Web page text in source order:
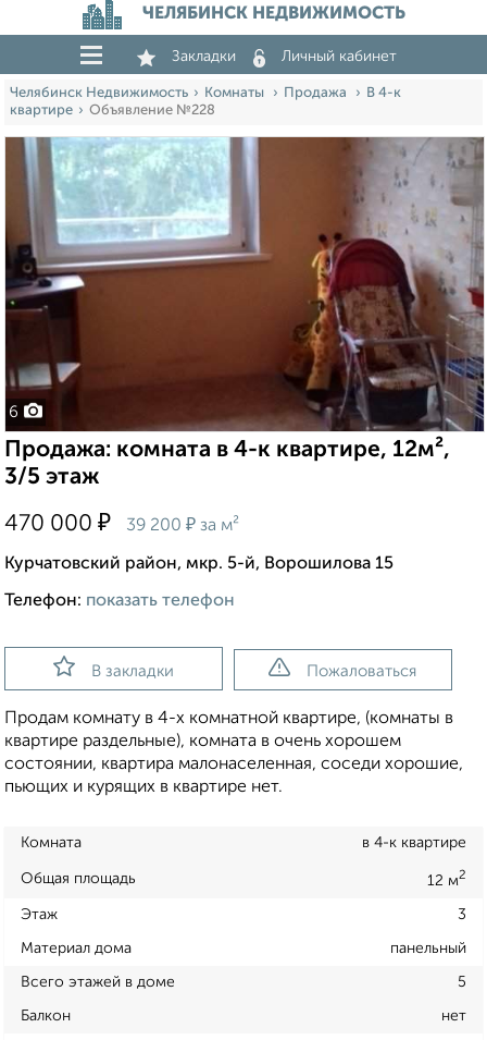
ЧЕЛЯБИНСК НЕДВИЖИМОСТЬ
Закладки Личный кабинет
Челябинск Недвижимость Комнаты Продажа
В 4-к
квартире
Объявление №228
6
Продажа: комната в 4-к квартире, 12м²,
3/5 этаж
470 000 ₽ 39 200 ₽ за м²
Курчатовский район, мкр. 5-й, Ворошилова 15
Телефон: показать телефон
В закладки Пожаловаться
Продам комнату в 4-х комнатной квартире, (комнаты в
квартире раздельные), комната в очень хорошем
состоянии, квартира малонаселенная, соседи хорошие,
пьющих и курящих в квартире нет.
Комната в 4-к квартире
Общая площадь 12 м2
Этаж 3
Материал дома панельный
Всего этажей в доме 5
Балкон нет